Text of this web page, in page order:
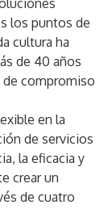
los puntos de
cultura ha
de 40 años
de compromiso
en la
de servicios
la eficacia y
crear un
de cuatro